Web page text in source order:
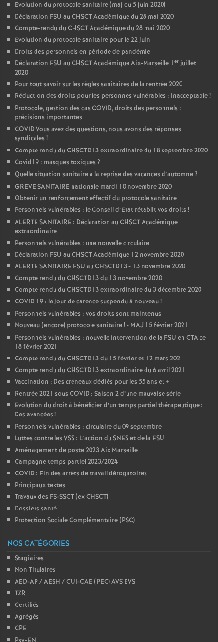
Evolution du protocole sanitaire (maj du 5 juin 2020)
Déclaration FSU au CHSCT Académique du 28 mai 2020
Compte-rendu du CHSCT Académique du 28 mai 2020
Evolution du protocole sanitaire pour le 22 juin
Droits des personnels en période de pandémie
Déclaration FSU au CHSCT Académique Aix-Marseille 1 er juillet
2020
Pour tout savoir sur les règles sanitaires de la rentrée 2020
Réduction des droits pour les personnes vulnérables : inacceptable!
Protocole, gestion des cas COVID, droits des personnels :
précisions importantes
COVID Vous avez des questions, nous avons des réponses
syndicales !
Compte rendu du CHSCTD13 extraordinaire du 18 septembre 2020
Covid19 : masques toxiques ?
Quelle situation sanitaire à la reprise des vacances d’automne?
GREVE SANITAIRE nationale mardi 10 novembre 2020
Obtenir un renforcement effectif du protocole sanitaire
Personnels vulnérables : le Conseil d’Etat rétablit vos droits !
ALERTE SANITAIRE : Déclaration au CHSCT Académique
extraordinaire
Personnels vulnérables : une nouvelle circulaire
Déclaration FSU au CHSCT Académique 12 novembre 2020
ALERTE SANITAIRE FSU au CHSCTD13 - 13 novembre 2020
Compte rendu du CHSCTD13 du 13 novembre 2020
Compte rendu du CHSCTD13 extraordinaire du 3 décembre 2020
COVID 19 : le jour de carence suspendu à nouveau!
Personnels vulnérables : vos droits sont maintenus
Nouveau (encore) protocole sanitaire! - MAJ 15 février 2021
Personnels vulnérables : nouvelle intervention de la FSU en CTA ce
18 février 2021
Compte rendu du CHSCTD13 du 15 février et 12 mars 2021
Compte rendu du CHSCTD13 extraordinaire du 6 avril 2021
Vaccination : Des créneaux dédiés pour les 55 ans et +
Rentrée 2021 sous COVID : Saison 2 d’une mauvaise série
Evolution du droit à bénéficier d’un temps partiel thérapeutique :
Des avancées !
Personnels vulnérables : circulaire du 09 septembre
Luttes contre les VSS : L’action du SNES et de la FSU
Aménagement de poste 2023 Aix Marseille
Campagne temps partiel 2023/2024
COVID : Fin des arrêts de travail dérogatoires
Principaux textes
Travaux des FS-SSCT (ex CHSCT)
Dossiers santé
Protection Sociale Complémentaire (PSC)
NOS CATÉGORIES
Stagiaires
Non Titulaires
AED-AP / AESH / CUI-CAE (PEC) AVS EVS
TZR
Certifiés
Agrégés
CPE